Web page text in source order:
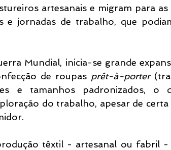
artesanais e migram para
e jornadas de trabalho, que
Mundial, inicia-se grande
de roupas prêt-à-porter
e tamanhos padronizados, o
do trabalho, apesar de
têxtil - artesanal ou fabril